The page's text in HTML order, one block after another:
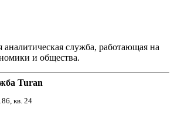
служба, работающая на
и общества.
Turan
кв. 24